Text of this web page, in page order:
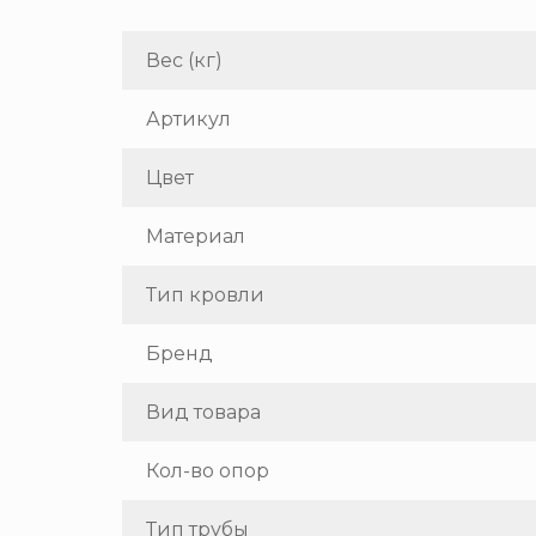
Вес (кг)
Артикул
Цвет
Материал
Тип кровли
Бренд
Вид товара
Кол-во опор
Тип трубы